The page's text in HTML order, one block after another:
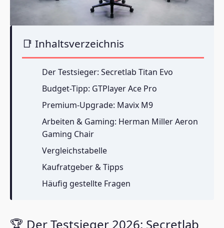
📑 Inhaltsverzeichnis
Der Testsieger: Secretlab Titan Evo
Budget-Tipp: GTPlayer Ace Pro
Premium-Upgrade: Mavix M9
Arbeiten & Gaming: Herman Miller Aeron
Gaming Chair
Vergleichstabelle
Kaufratgeber & Tipps
Häufig gestellte Fragen
🏆 Der Testsieger 2026: Secretlab